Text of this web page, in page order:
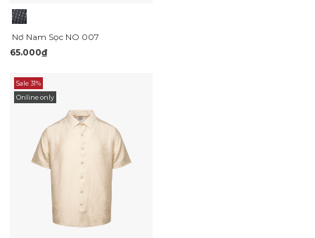
Nơ Nam Sọc NO 007
65.000₫
Sale 31%
Online only